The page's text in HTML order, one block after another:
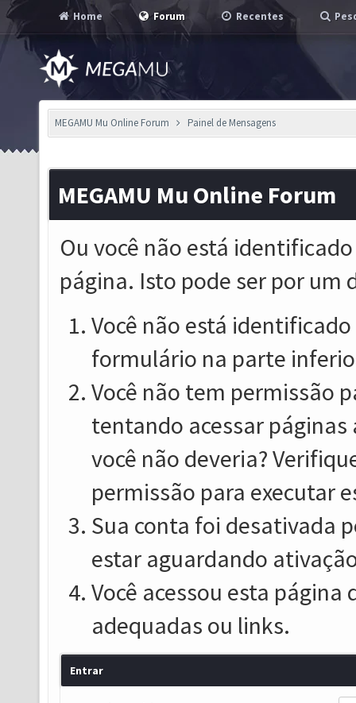
Home Forum Recentes
MEGAMU Mu Online Forum Painel de Mensagens
MEGAMU Mu Online Forum
Ou você não está
página. Isto pode ser por um
Você não está
formulário na parte
Você não tem permissão
tentando acessar
você não deveria?
permissão para executar
Sua conta foi desativada
estar aguardando
Você acessou esta
adequadas ou links.
Entrar